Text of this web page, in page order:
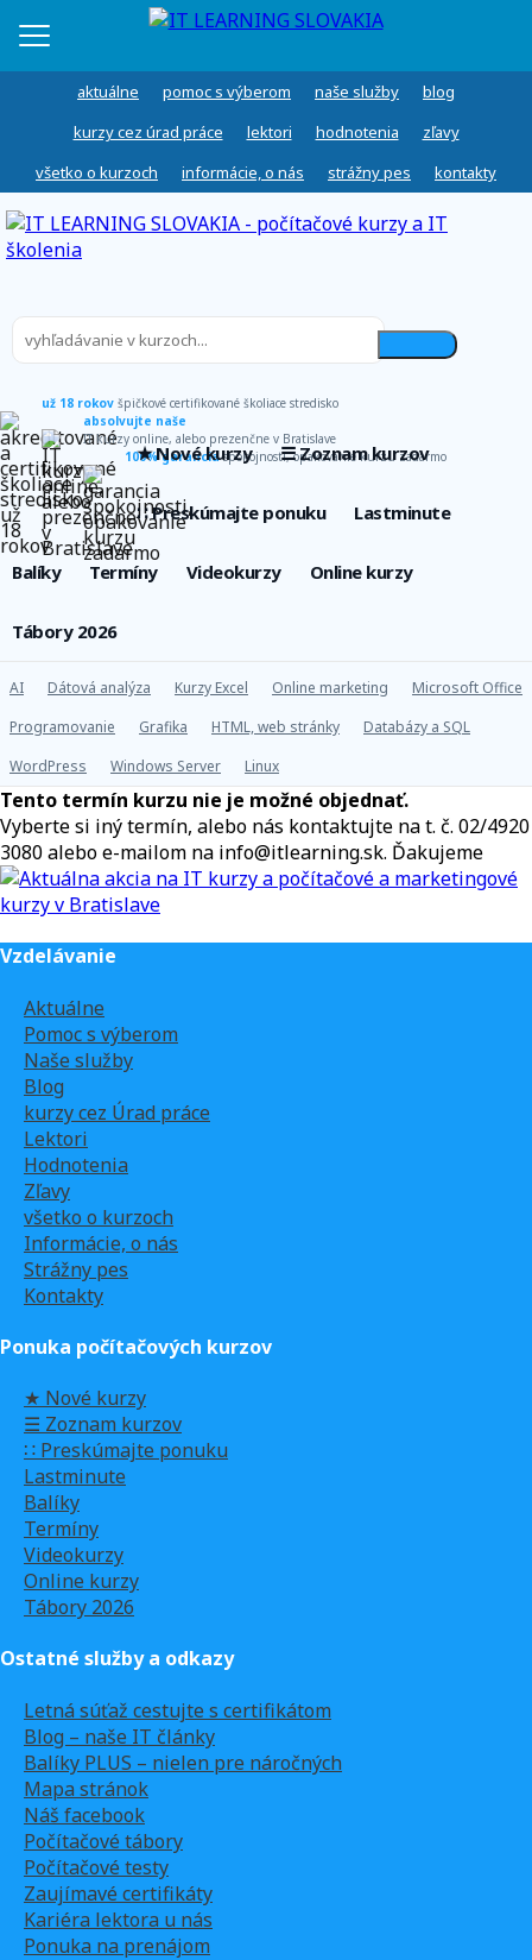
aktuálne pomoc s výberom naše služby
blog
kurzy cez úrad práce
lektori hodnotenia
zľavy
všetko o kurzoch
informácie, o nás strážny pes kontakty
už 18 rokov špičkové certifikované školiace stredisko
absolvujte naše
IT kurzy online, alebo prezenčne v Bratislave
100% garanciaspokojnosti, opakovanie kurzu zadarmo
★ Nové kurzy ☰ Zoznam kurzov
∷ Preskúmajte ponuku Lastminute
Balíky Termíny Videokurzy Online kurzy
Tábory 2026
AI Dátová analýza Kurzy Excel Online marketing
Microsoft Office
Programovanie
Grafika HTML, web stránky
Databázy a SQL
WordPress
Windows Server Linux
Tento termín kurzu nie je možné objednať.
Vyberte si iný termín, alebo nás kontaktujte na t. č. 02/4920
3080 alebo e-mailom na info@itlearning.sk. Ďakujeme
Vzdelávanie
Aktuálne
Pomoc s výberom
Naše služby
Blog
kurzy cez Úrad práce
Lektori
Hodnotenia
Zľavy
všetko o kurzoch
Informácie, o nás
Strážny pes
Kontakty
Ponuka počítačových kurzov
★ Nové kurzy
☰ Zoznam kurzov
∷ Preskúmajte ponuku
Lastminute
Balíky
Termíny
Videokurzy
Online kurzy
Tábory 2026
Ostatné služby a odkazy
Letná súťaž cestujte s certifikátom
Blog – naše IT články
Balíky PLUS – nielen pre náročných
Mapa stránok
Náš facebook
Počítačové tábory
Počítačové testy
Zaujímavé certifikáty
Kariéra lektora u nás
Ponuka na prenájom